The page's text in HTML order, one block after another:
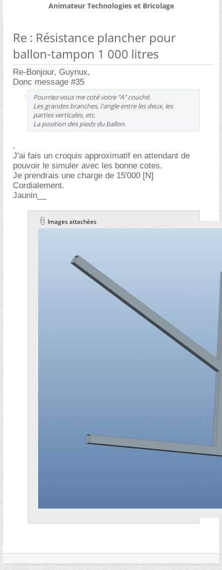
Animateur Technologies et Bricolage
Re : Résistance plancher pour
ballon-tampon 1 000 litres
Re-Bonjour, Guynux,
Donc message #35
Pourriez-vous me coté votre "A" couché.
Les grandes branches, l'angle entre les deux, les
parties verticales, etc.
La position des pieds du ballon.
.
J'ai fais un croquis approximatif en attendant de
pouvoir le simuler avec les bonne cotes.
Je prendrais une charge de 15'000 [N]
Cordialement.
Jaunin__
Images attachées